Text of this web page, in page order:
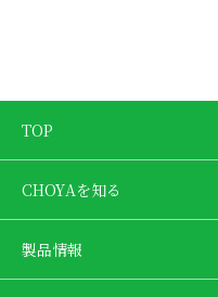
TOP
CHOYAを知る
製品情報